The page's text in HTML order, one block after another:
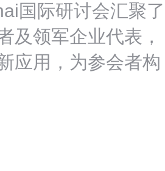
国际研讨会汇聚了
及领军企业代表，
应用，为参会者构